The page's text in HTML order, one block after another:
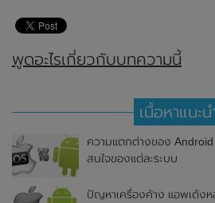
พูดอะไรเกี่ยวกับบทความนี้
เนื้อหาแนะน
ความแตกต่างของ
สนใจของแต่ละระบบ
ปัญหาเครื่องค้าง แอพเด้งห